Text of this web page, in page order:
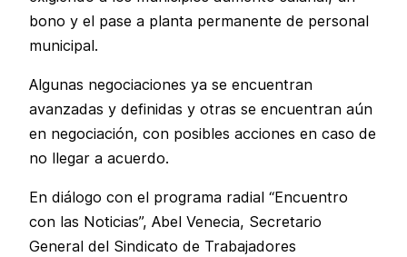
bono y el pase a planta permanente de personal
municipal.
Algunas negociaciones ya se encuentran
avanzadas y definidas y otras se encuentran aún
en negociación, con posibles acciones en caso de
no llegar a acuerdo.
En diálogo con el programa radial “Encuentro
con las Noticias”, Abel Venecia, Secretario
General del Sindicato de Trabajadores